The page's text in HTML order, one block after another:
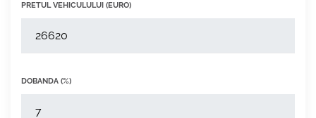
PRETUL VEHICULULUI (EURO)
DOBANDA (%)